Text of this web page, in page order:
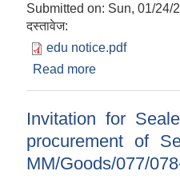
Submitted on: Sun, 01/24/
दस्तावेज:
edu notice.pdf
Read more
Invitation for
procurement of
MM/Goods/077/